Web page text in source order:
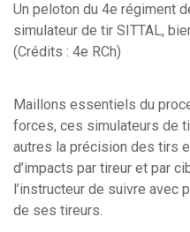
Un peloton du 4e régiment
simulateur de tir SITTAL,
(Crédits : 4e RCh)
Maillons essentiels du
forces, ces simulateurs de
autres la précision des tirs
d’impacts par tireur et par
l’instructeur de suivre avec
de ses tireurs.